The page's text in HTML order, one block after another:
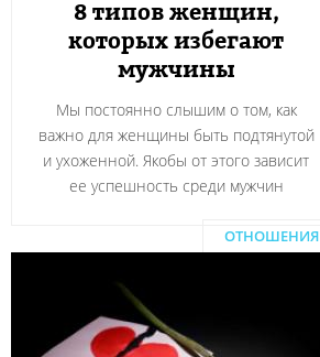
8 типов женщин,
которых избегают
мужчины
Мы постоянно слышим о том, как
важно для женщины быть подтянутой
и ухоженной. Якобы от этого зависит
ее успешность среди мужчин
ОТНОШЕНИЯ